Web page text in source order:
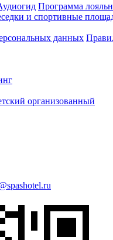
Программа
и спортивные
данных
организованный